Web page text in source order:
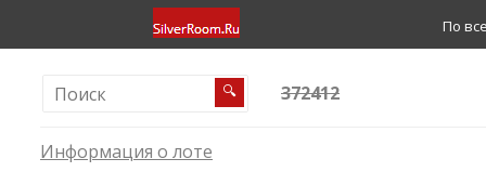
По
🔍 372412
Информация о лоте